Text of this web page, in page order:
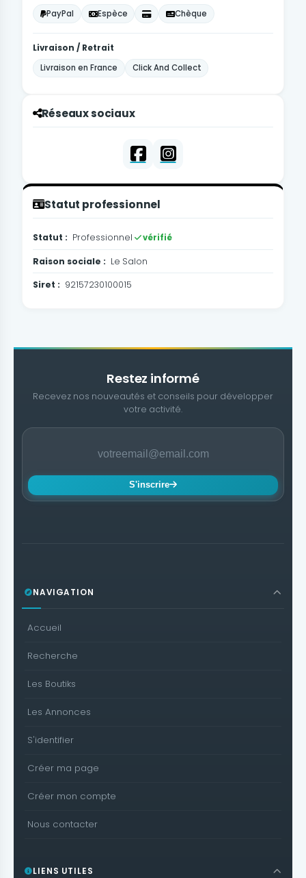
PayPal
Espèce Chèque
Livraison / Retrait
Livraison en France
Click And Collect
Réseaux sociaux
Statut professionnel
Statut : Professionnel vérifié
Raison sociale : Le Salon
Siret : 92157230100015
Restez informé
Recevez nos nouveautés et conseils pour développer
votre activité.
S'inscrire
NAVIGATION
Accueil
Recherche
Les Boutiks
Les Annonces
S'identifier
Créer ma page
Créer mon compte
Nous contacter
LIENS UTILES